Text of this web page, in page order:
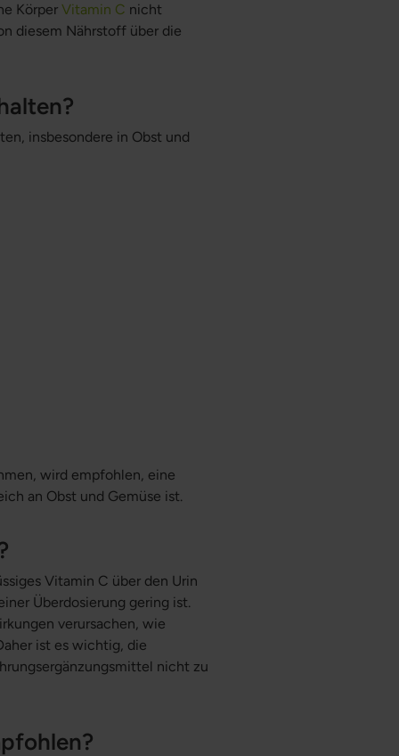
KörperVitamin C nicht
diesem Nährstoff über die
insbesondere in Obst und
wird empfohlen, eine
an Obst und Gemüse ist.
Vitamin C über den Urin
Überdosierung gering ist.
verursachen, wie
ist es wichtig, die
nicht zu